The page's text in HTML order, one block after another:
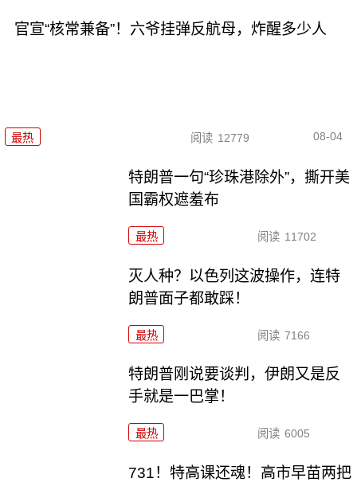
官宣“核常兼备”！六爷挂弹反航母，炸醒多少人
最热 阅读 12779 08-04
特朗普一句“珍珠港除外”，撕开美
国霸权遮羞布
最热 阅读 11702
灭人种？以色列这波操作，连特
朗普面子都敢踩！
最热 阅读 7166
特朗普刚说要谈判，伊朗又是反
手就是一巴掌！
最热 阅读 6005
731！特高课还魂！高市早苗两把